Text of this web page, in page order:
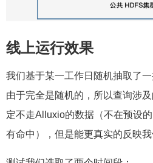
线上运行效果
我们基于某一工作日随机抽取了
由于完全是随机的，所以查询涉
定不走Alluxio的数据（不在预设
有命中），但是能更真实的反映我
测试我们选取了两个时间段：